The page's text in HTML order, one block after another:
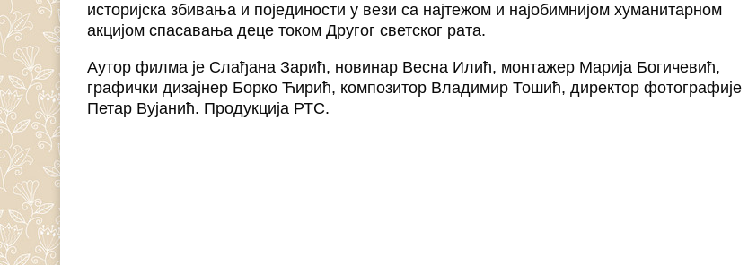
историјска збивања и појединости у вези са најтежом и најобимнијом хуманитарном
акцијом спасавања деце током Другог светског рата.
Аутор филма је Слађана Зарић, новинар Весна Илић, монтажер Марија Богичевић,
графички дизајнер Борко Ћирић, композитор Владимир Тошић, директор фотографије
Петар Вујанић. Продукција РТС.